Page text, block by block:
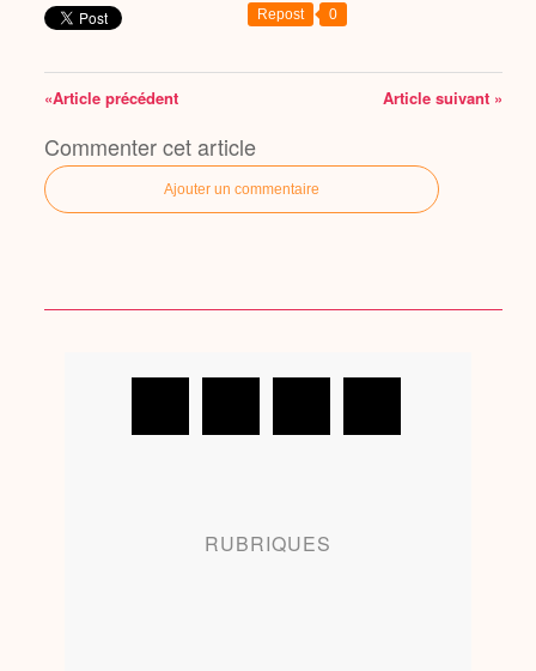
Repost 0
«Article précédent Article suivant »
Commenter cet article
Ajouter un commentaire
RUBRIQUES